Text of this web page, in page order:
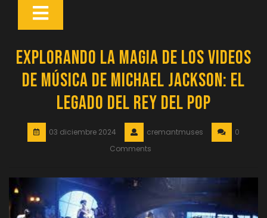
Botón
Explorando la Magia de los Videos
de Música de Michael Jackson: El
Legado del Rey del Pop
03 diciembre 2024 cremantmuses
0
Comments